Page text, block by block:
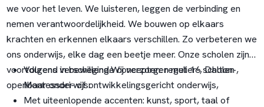
we voor het leven. We luisteren, leggen de verbinding en
nemen verantwoordelijkheid. We bouwen op elkaars
krachten en erkennen elkaars verschillen. Zo verbeteren we
ons onderwijs, elke dag een beetje meer. Onze scholen zijn
voortdurend in beweging.Wij verzorgen met 16 scholen
openbaar onderwijs:
Volgens verschillende concepten: regulier-, Dalton-,
Montessori- of ontwikkelingsgericht onderwijs,
Met uiteenlopende accenten: kunst, sport, taal of